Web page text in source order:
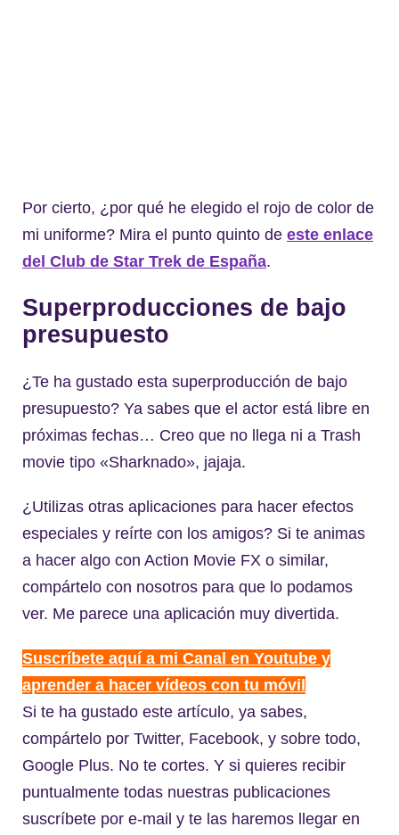
Por cierto, ¿por qué he elegido el rojo de color de
mi uniforme? Mira el punto quinto de este enlace
del Club de Star Trek de España.
Superproducciones de bajo
presupuesto
¿Te ha gustado esta superproducción de bajo
presupuesto? Ya sabes que el actor está libre en
próximas fechas… Creo que no llega ni a Trash
movie tipo «Sharknado», jajaja.
¿Utilizas otras aplicaciones para hacer efectos
especiales y reírte con los amigos? Si te animas
a hacer algo con Action Movie FX o similar,
compártelo con nosotros para que lo podamos
ver. Me parece una aplicación muy divertida.
Suscríbete aquí a mi Canal en Youtube y
aprender a hacer vídeos con tu móvil
Si te ha gustado este artículo, ya sabes,
compártelo por Twitter, Facebook, y sobre todo,
Google Plus. No te cortes. Y si quieres recibir
puntualmente todas nuestras publicaciones
suscríbete por e-mail y te las haremos llegar en